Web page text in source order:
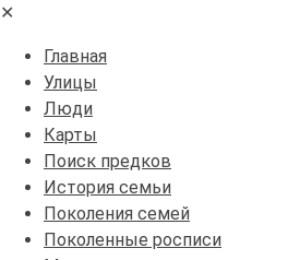
✕
Главная
Улицы
Люди
Карты
Поиск предков
История семьи
Поколения семей
Поколенные росписи